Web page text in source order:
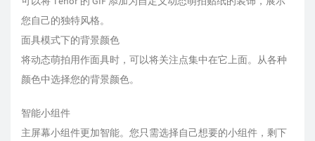
您自己的独特风格。
面具模式下的背景颜色
将动态萌拍用作面具时，可以将关注点集中在它上面。从各种
颜色中选择您的背景颜色。
智能小组件
主屏幕小组件更加智能。您只需选择自己想要的小组件，剩下